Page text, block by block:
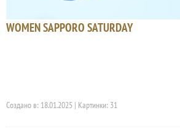
WOMEN SAPPORO SATURDAY
Создано в: 18.01.2025 | Картинки: 31